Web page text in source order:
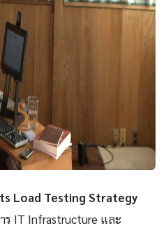
Load Testing Strategy
ร IT Infrastructure และ